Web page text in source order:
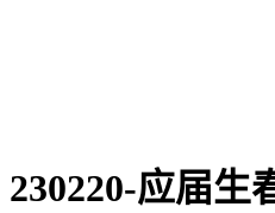
230220-应届生